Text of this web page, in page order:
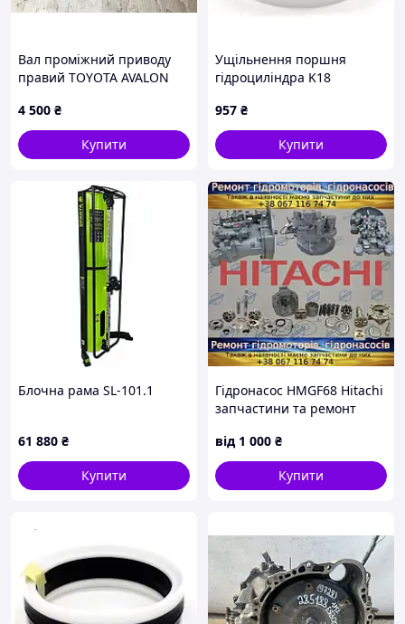
Вал проміжний приводу
правий TOYOTA AVALON
4 500 ₴
Купити
Ущільнення поршня
гідроциліндра K18
NBR+TPE+POM | KASTAS
K18-180-163
957 ₴
Купити
Блочна рама SL-101.1
61 880 ₴
Купити
Гідронасос HMGF68 Hitachi
запчастини та ремонт
від 1 000 ₴
Купити